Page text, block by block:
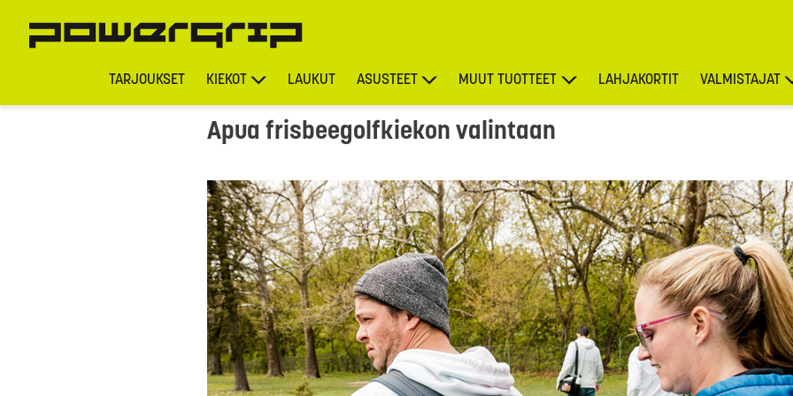
TARJOUKSET KIEKOT LAUKUT ASUSTEET MUUT TUOTTEET LAHJAKORTIT VALMISTAJAT
Apua frisbeegolfkiekon valintaan